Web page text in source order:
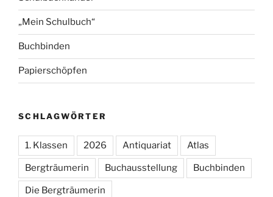
„Mein Schulbuch“
Buchbinden
Papierschöpfen
SCHLAGWÖRTER
1. Klassen 2026 Antiquariat Atlas
Bergträumerin Buchausstellung Buchbinden
Die Bergträumerin